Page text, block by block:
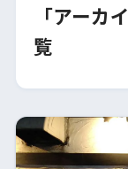
「アーカ
覧